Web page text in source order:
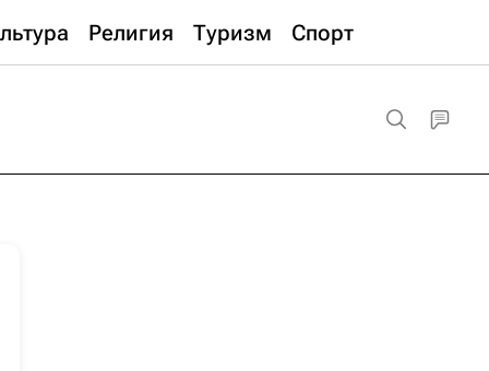
Религия Туризм Спорт